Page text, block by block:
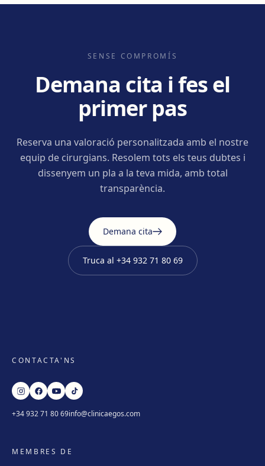
Plaça de l'Alcalde Xifré, 14, 08912 Badalona
Com arribar Veure clínica
Calle Calderón, 44-48, Centro, 08206 Sabadell
Com arribarVeure clínica
Carrer d'Arquímedes, 156, 08224 Terrassa
Veure clínica
Manresa
SENSE COMPROMÍS
Demana cita i fes el
primer pas
Reserva una valoració personalitzada amb el nostre
equip de cirurgians. Resolem tots els teus dubtes i
dissenyem un pla a la teva mida, amb total
transparència.
Demana cita
Truca al +34 932 71 80 69
CONTACTA'NS
+34 932 71 80 69info@clinicaegos.com
MEMBRES DE